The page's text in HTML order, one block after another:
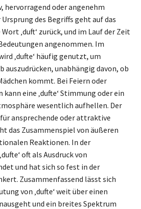
hervorragend oder angenehm
des Begriffs geht auf das
‚duft‘ zurück, und im Lauf der Zeit
angenommen. Im
‚dufte‘ häufig genutzt, um
auszudrücken, unabhängig davon, ob
kommt. Bei Feiern oder
kann eine ‚dufte‘ Stimmung oder ein
wesentlich aufhellen. Der
ansprechende oder attraktive
das Zusammenspiel von äußeren
Reaktionen. In der
oft als Ausdruck von
und hat sich so fest in der
Zusammenfassend lässt sich
von ‚dufte‘ weit über einen
und ein breites Spektrum